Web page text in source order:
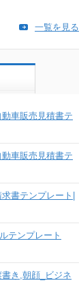
一覧を見る
車販売見積書テ
車販売見積書テ
書テンプレート|
テンプレート
き,朝顔_ビジネ